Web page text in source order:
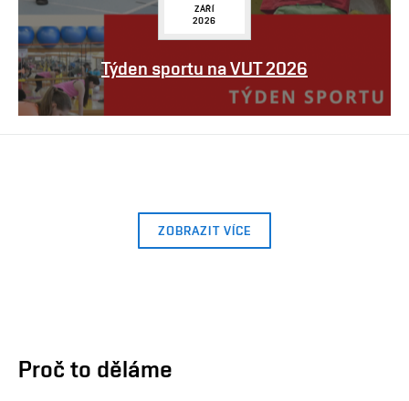
ZÁŘÍ
2026
Týden sportu na VUT 2026
ZOBRAZIT VÍCE
Proč to děláme